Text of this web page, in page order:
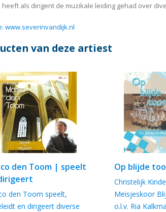
heeft als dirigent de muzikale leiding gehad over
www.severinvandijk.nl
van deze artiest
den Toom | speelt
den Toom speelt,
en dirigeert diverse
Op blijde
Christelijk
Meisjeskoor
o.l.v. Ria